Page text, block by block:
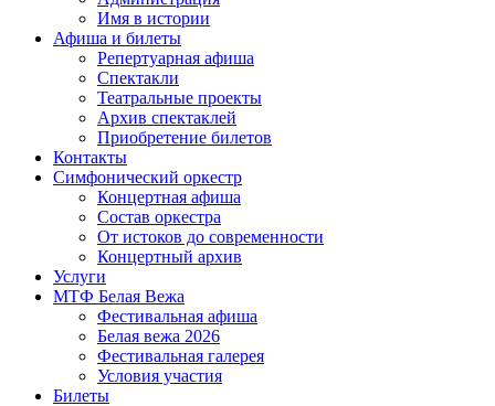
Имя в истории
Афиша и билеты
Репертуарная афиша
Спектакли
Театральные проекты
Архив спектаклей
Приобретение билетов
Контакты
Симфонический оркестр
Концертная афиша
Состав оркестра
От истоков до современ­ности
Концертный архив
Услуги
МТФ Белая Вежа
Фестивальная афиша
Белая вежа 2026
Фестивальная галерея
Условия участия
Билеты